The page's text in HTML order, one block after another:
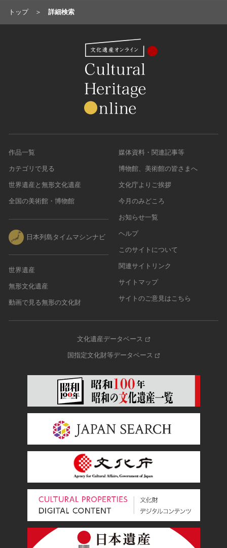
トップ 詳細検索
作品一覧
カテゴリで見る
世界遺産と無形文化遺産
全国の美術館・博物館
日本列島タイムマシンナビ
世界遺産
無形文化遺産
動画で見る無形の文化財
媒体資料・関連記事等
博物館、美術館の皆さまへ
文化庁よりご挨拶
今月のみどころ
お知らせ一覧
ヘルプ
このサイトについて
関連サイトリンク
サイトマップ
サイトのご意見はこちら
文化遺産データベース
国指定文化財等データベース